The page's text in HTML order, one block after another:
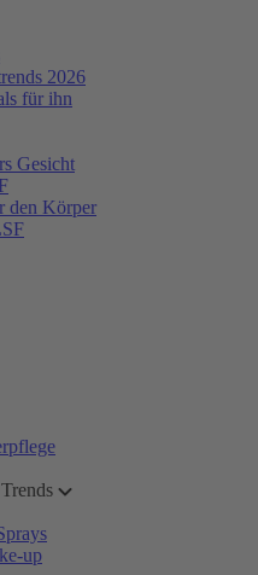
2026
für ihn
Gesicht
den Körper
up